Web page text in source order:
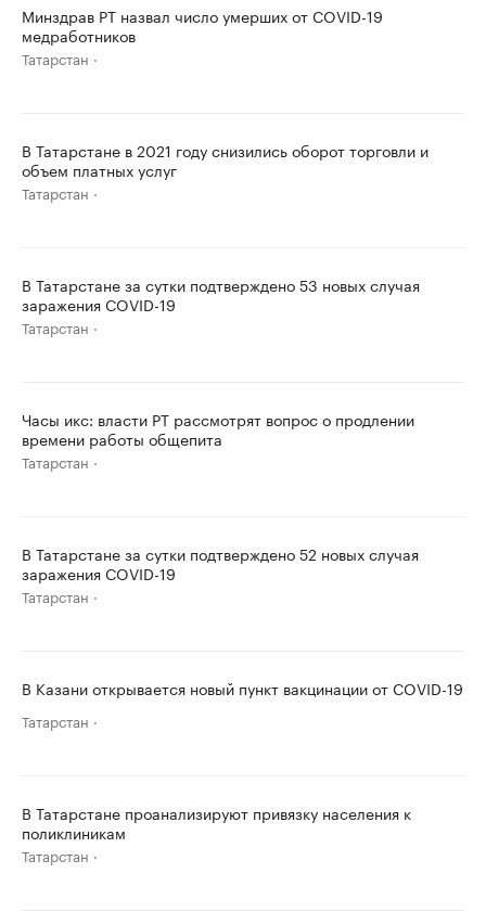
Минздрав РТ назвал число умерших от COVID-19
медработников
Татарстан
В Татарстане в 2021 году снизились оборот торговли и
объем платных услуг
Татарстан
В Татарстане за сутки подтверждено 53 новых случая
заражения COVID-19
Татарстан
Часы икс: власти РТ рассмотрят вопрос о продлении
времени работы общепита
Татарстан
В Татарстане за сутки подтверждено 52 новых случая
заражения COVID-19
Татарстан
В Казани открывается новый пункт вакцинации от COVID-19
Татарстан
В Татарстане проанализируют привязку населения к
поликлиникам
Татарстан